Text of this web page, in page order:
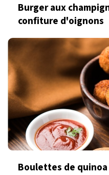
Burger aux
confiture d'oignons
Boulettes de quinoa